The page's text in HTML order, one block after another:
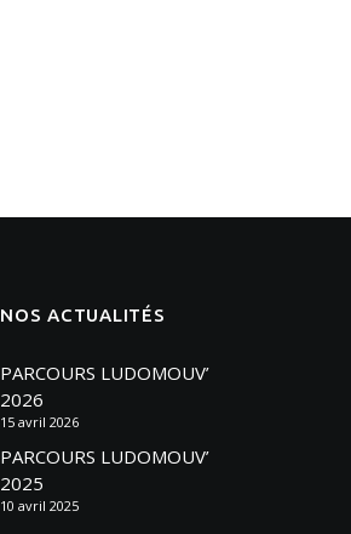
NOS ACTUALITÉS
PARCOURS LUDOMOUV’
2026
15 avril 2026
PARCOURS LUDOMOUV’
2025
10 avril 2025